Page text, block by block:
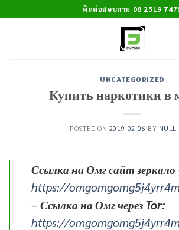
to
ติดต่อสอบถาม 08 2519
UNCATEGORIZED
Купить наркотики в
POSTED ON 2019-02-06 BY NULL
Ссылка на Омг сайт зеркало
https://
– Ссылка на Омг через Tor:
https://